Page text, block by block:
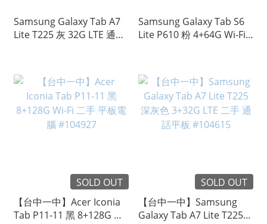
Samsung Galaxy Tab A7
Lite T225 灰 32G LTE 通話
Samsung Galaxy Tab S6
Lite P610 粉 4+64G Wi-Fi
SOLD OUT
【台中一中】Acer Iconia
Tab P11-11 黑 8+128G Wi-
SOLD OUT
【台中一中】Samsung
Galaxy Tab A7 Lite T225